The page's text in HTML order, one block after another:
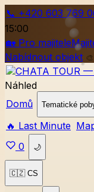
📞 +420 603 769
15:00
🏡 Pro majitele
Nabídnout objekt 🎨
Náhled
Domů
Tematické
🔥 Last Minute
0
🌙
🇨🇿 CS